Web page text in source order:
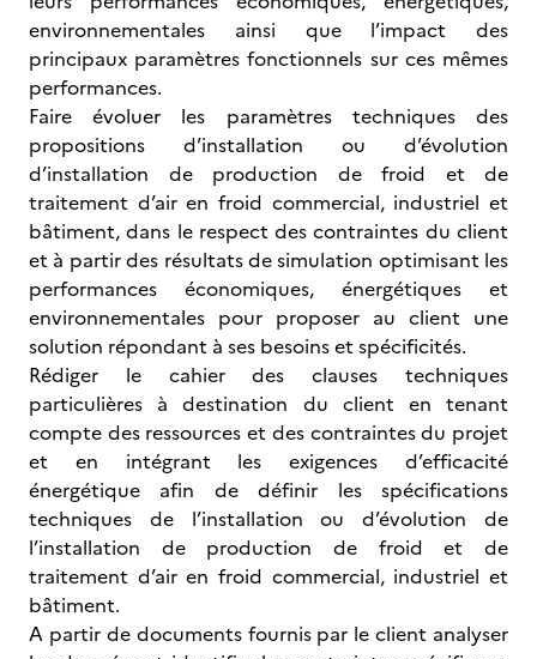
environnementales ainsi que l’impact des
principaux paramètres fonctionnels sur ces mêmes
performances.
Faire évoluer les paramètres techniques des
propositions d’installation ou d’évolution
d’installation de production de froid et de
traitement d’air en froid commercial, industriel et
bâtiment, dans le respect des contraintes du client
et à partir des résultats de simulation optimisant les
performances économiques, énergétiques et
environnementales pour proposer au client une
solution répondant à ses besoins et spécificités.
Rédiger le cahier des clauses techniques
particulières à destination du client en tenant
compte des ressources et des contraintes du projet
et en intégrant les exigences d’efficacité
énergétique afin de définir les spécifications
techniques de l’installation ou d’évolution de
l’installation de production de froid et de
traitement d’air en froid commercial, industriel et
bâtiment.
A partir de documents fournis par le client analyser